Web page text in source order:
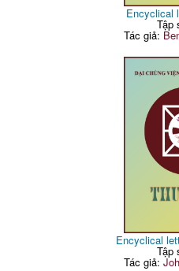
Encyclical
Tập
Tác giả:
Encyclical
Tập
Tác giả: